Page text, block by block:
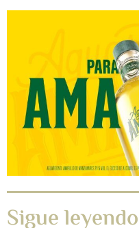
Sigue leyendo